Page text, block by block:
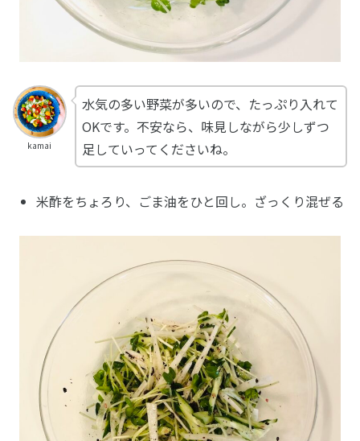
kamai
水気の多い野菜が多いので、たっぷり入れて
OKです。不安なら、味見しながら少しずつ
足していってくださいね。
米酢をちょろり、ごま油をひと回し。ざっくり混ぜる